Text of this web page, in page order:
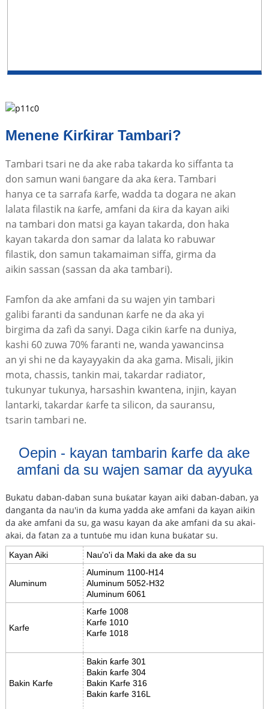
Menene Ƙirƙirar Tambari?
Tambari tsari ne da ake raba takarda ko siffanta ta
don samun wani ɓangare da aka ƙera. Tambari
hanya ce ta sarrafa ƙarfe, wadda ta dogara ne akan
lalata filastik na ƙarfe, amfani da ƙira da kayan aiki
na tambari don matsi ga kayan takarda, don haka
kayan takarda don samar da lalata ko rabuwar
filastik, don samun takamaiman siffa, girma da
aikin sassan (sassan da aka tambari).
Famfon da ake amfani da su wajen yin tambari
galibi faranti da sandunan ƙarfe ne da aka yi
birgima da zafi da sanyi. Daga cikin ƙarfe na duniya,
kashi 60 zuwa 70% faranti ne, wanda yawancinsa
an yi shi ne da kayayyakin da aka gama. Misali, jikin
mota, chassis, tankin mai, takardar radiator,
tukunyar tukunya, harsashin kwantena, injin, kayan
lantarki, takardar ƙarfe ta silicon, da sauransu,
tsarin tambari ne.
Oepin - kayan tambarin ƙarfe da ake
amfani da su wajen samar da ayyuka
Bukatu daban-daban suna buƙatar kayan aiki daban-daban, ya
danganta da nau'in da kuma yadda ake amfani da kayan aikin
da ake amfani da su, ga wasu kayan da ake amfani da su akai-
akai, da fatan za a tuntuɓe mu idan kuna buƙatar su.
Kayan Aiki Nau'o'i da Maki da ake da su
Aluminum
Aluminum 1100-H14
Aluminum 5052-H32
Aluminum 6061
Karfe
Karfe 1008
Karfe 1010
Karfe 1018
Bakin Karfe
Bakin ƙarfe 301
Bakin ƙarfe 304
Bakin Karfe 316
Bakin ƙarfe 316L